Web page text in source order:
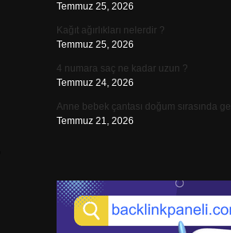
Temmuz 25, 2026
Kağıt ağırlıkları nelerdir ?
Temmuz 25, 2026
4 numara saç ne kadar uzun ?
Temmuz 24, 2026
Anne bebek çantası doğum sırasında
Temmuz 21, 2026